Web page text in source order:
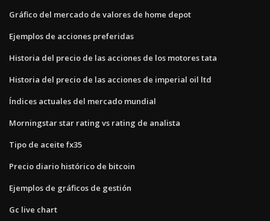
Gráfico del mercado de valores de home depot
Ejemplos de acciones preferidas
Historia del precio de las acciones de los motores tata
Historia del precio de las acciones de imperial oil ltd
Índices actuales del mercado mundial
Morningstar star rating vs rating de analista
Tipo de aceite fx35
Precio diario histórico de bitcoin
Ejemplos de gráficos de gestión
Gc live chart